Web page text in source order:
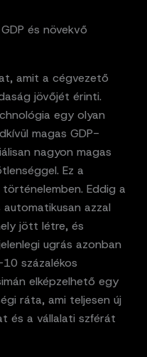
és növekvő
amit a cégvezető
jövőjét érinti.
egy olyan
magas GDP-
nagyon magas
Ez a
Eddig a
azzal
jött létre, és
ugrás azonban
százalékos
elképzelhető egy
ráta, ami teljesen új
és a vállalati szférát